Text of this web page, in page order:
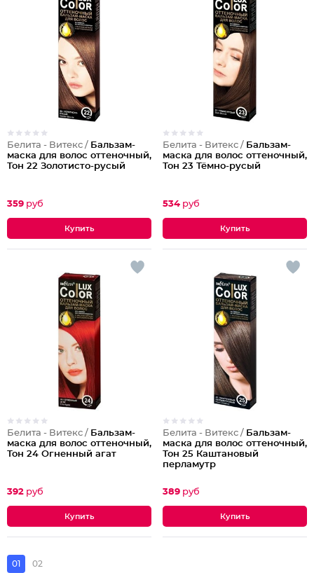
Белита - Витекс / Бальзам-
маска для волос оттеночный,
Тон 22 Золотисто-русый
359 руб
Белита - Витекс / Бальзам-
маска для волос оттеночный,
Тон 23 Тёмно-русый
534 руб
Белита - Витекс / Бальзам-
маска для волос оттеночный,
Тон 24 Огненный агат
392 руб
Белита - Витекс / Бальзам-
маска для волос оттеночный,
Тон 25 Каштановый
перламутр
389 руб
01 02